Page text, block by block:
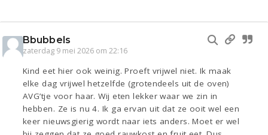
Bbubbels
zaterdag 9 mei 2026 om 22:16
Kind eet hier ook weinig. Proeft vrijwel niet. Ik maak
elke dag vrijwel hetzelfde (grotendeels uit de oven)
AVG’tje voor haar. Wij eten lekker waar we zin in
hebben. Ze is nu 4. Ik ga ervan uit dat ze ooit wel een
keer nieuwsgierig wordt naar iets anders. Moet er wel